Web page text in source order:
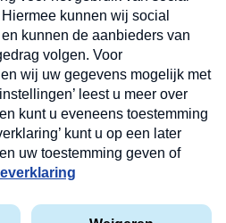
op onze
en dinsdagochtend in uw